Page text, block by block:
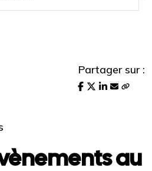
Partager sur :
au